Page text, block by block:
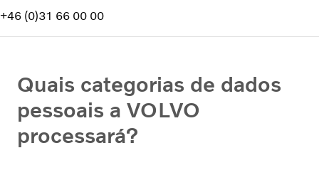
+46 (0)31 66 00 00
Quais categorias de dados
pessoais a VOLVO
processará?